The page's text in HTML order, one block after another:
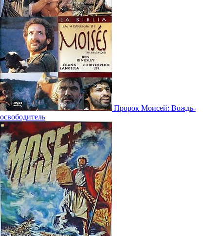
Пророк Моисей: Вождь-
освободитель